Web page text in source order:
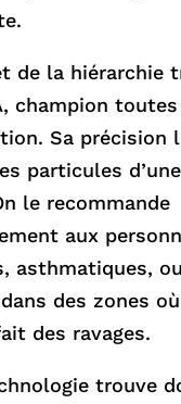
de la hiérarchie
champion
Sa précision
particules
le recommande
aux
asthmatiques,
des zones
des ravages.
trouve